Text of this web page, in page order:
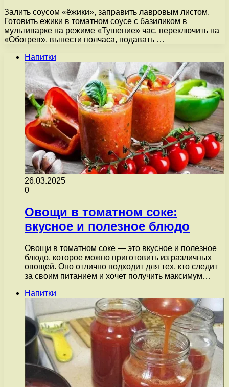
Залить соусом «ёжики», заправить лавровым листом.
Готовить ежики в томатном соусе с базиликом в
мультиварке на режиме «Тушение» час, переключить на
«Обогрев», вынести полчаса, подавать …
Напитки
26.03.2025
0
Овощи в томатном соке:
вкусное и полезное блюдо
Овощи в томатном соке — это вкусное и полезное
блюдо, которое можно приготовить из различных
овощей. Оно отлично подходит для тех, кто следит
за своим питанием и хочет получить максимум…
Напитки